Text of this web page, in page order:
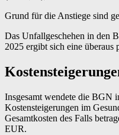
Grund für die Anstiege sind
Das Unfallgeschehen in den
2025 ergibt sich eine
Insgesamt wendete die BGN
Kostensteigerungen im
Gesamtkosten des Falls
EUR.